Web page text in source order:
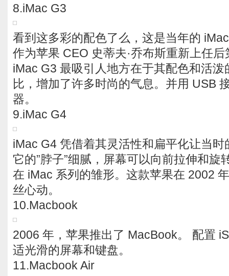
8.iMac G3
看到这多彩的配色了么，这是当年的
作为苹果 CEO 史蒂夫·乔布斯重新上任
iMac G3 最吸引人地方在于其配色和活
比，增加了许多时尚的气息。并用 USB
器。
9.iMac G4
iMac G4 凭借着其灵活性和扁平化让当
它的”脖子”细腻，屏幕可以向前拉伸和旋
在 iMac 系列的雏形。这款苹果在 2002
丝心动。
10.Macbook
2006 年，苹果推出了 MacBook。 配置
适光滑的屏幕和键盘。
11.Macbook Air